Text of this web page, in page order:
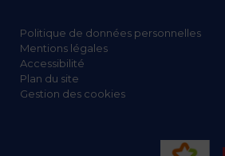
Politique de données personnelles
Mentions légales
Accessibilité
Plan du site
Gestion des cookies